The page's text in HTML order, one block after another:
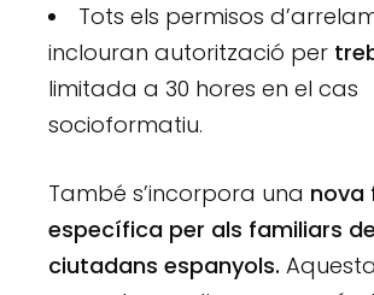
Tots els permisos
inclouran autorització per
limitada a 30 hores en el cas
socioformatiu.
També s’incorpora una nova
específica per als familiars de
ciutadans espanyols.